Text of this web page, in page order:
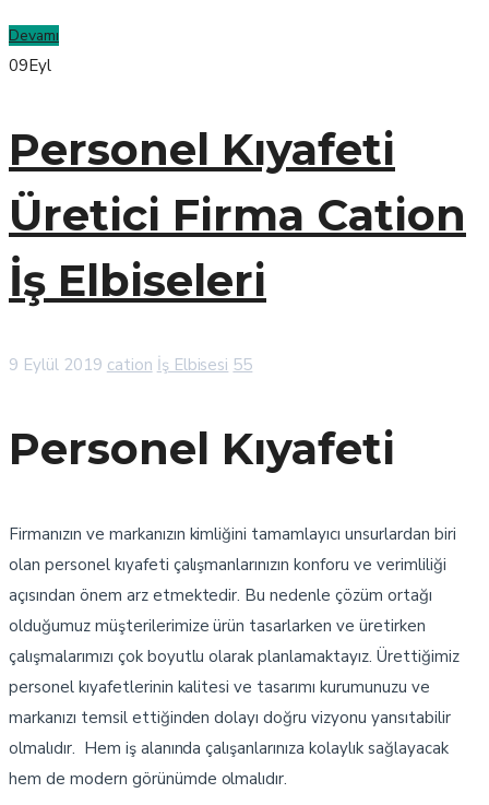
Devamı
09Eyl
Personel Kıyafeti
Üretici Firma Cation
İş Elbiseleri
9 Eylül 2019 cation İş Elbisesi 55
Personel Kıyafeti
Firmanızın ve markanızın kimliğini tamamlayıcı unsurlardan biri
olan personel kıyafeti çalışmanlarınızın konforu ve verimliliği
açısından önem arz etmektedir. Bu nedenle çözüm ortağı
olduğumuz müşterilerimize ürün tasarlarken ve üretirken
çalışmalarımızı çok boyutlu olarak planlamaktayız. Ürettiğimiz
personel kıyafetlerinin kalitesi ve tasarımı kurumunuzu ve
markanızı temsil ettiğinden dolayı doğru vizyonu yansıtabilir
olmalıdır. Hem iş alanında çalışanlarınıza kolaylık sağlayacak
hem de modern görünümde olmalıdır.